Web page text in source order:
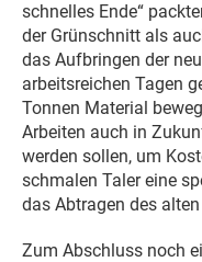
schnelles Ende“
der Grünschnitt als
das Aufbringen der
arbeitsreichen Tagen
Tonnen Material
Arbeiten auch in
werden sollen, um
schmalen Taler eine
das Abtragen des
Zum Abschluss noch